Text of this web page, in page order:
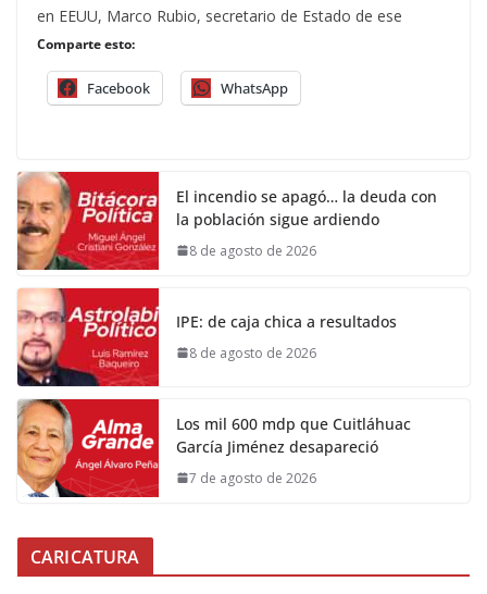
en EEUU, Marco Rubio, secretario de Estado de ese
Comparte esto:
Facebook WhatsApp
El incendio se apagó… la deuda con
la población sigue ardiendo
8 de agosto de 2026
IPE: de caja chica a resultados
8 de agosto de 2026
Los mil 600 mdp que Cuitláhuac
García Jiménez desapareció
7 de agosto de 2026
CARICATURA